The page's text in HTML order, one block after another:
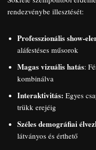
rendezvénybe illesztését:
Professzionális show-
aláfestéses műsorok
Magas vizuális hatás:
kombinálva
Interaktivitás: Egyes
trükk erejéig
Széles demográfiai
látványos és érthető